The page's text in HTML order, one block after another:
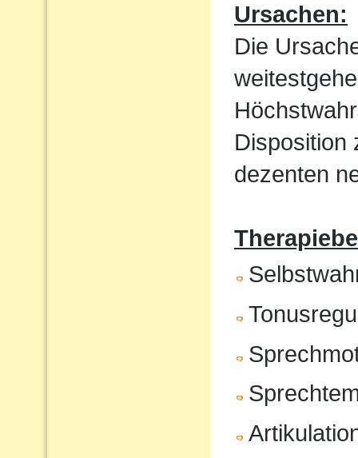
Ursachen:
Die
Disposition
dezenten